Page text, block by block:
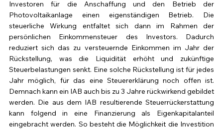
Investoren für die Anschaffung und den Betrieb der
Photovoltaikanlage einen eigenständigen Betrieb. Die
steuerliche Wirkung entfaltet sich dann im Rahmen der
persönlichen Einkommensteuer des Investors. Dadurch
reduziert sich das zu versteuernde Einkommen im Jahr der
Rückstellung, was die Liquidität erhöht und zukünftige
Steuerbelastungen senkt. Eine solche Rückstellung ist für jedes
Jahr möglich, für das eine Steuererklärung noch offen ist.
Demnach kann ein IAB auch bis zu 3 Jahre rückwirkend gebildet
werden. Die aus dem IAB resultierende Steuerrückerstattung
kann folgend in eine Finanzierung als Eigenkapitalanteil
eingebracht werden. So besteht die Möglichkeit die Investition